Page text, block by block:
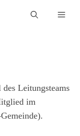
Leitungsteams
im